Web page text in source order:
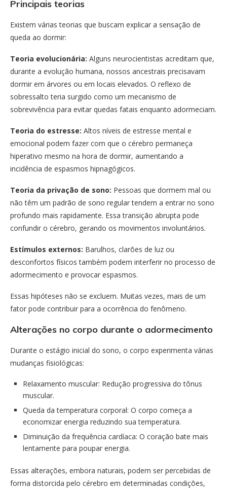
Principais teorias
Existem várias teorias que buscam explicar a sensação de
queda ao dormir:
Teoria evolucionária: Alguns neurocientistas acreditam que,
durante a evolução humana, nossos ancestrais precisavam
dormir em árvores ou em locais elevados. O reflexo de
sobressalto teria surgido como um mecanismo de
sobrevivência para evitar quedas fatais enquanto adormeciam.
Teoria do estresse: Altos níveis de estresse mental e
emocional podem fazer com que o cérebro permaneça
hiperativo mesmo na hora de dormir, aumentando a
incidência de espasmos hipnagógicos.
Teoria da privação de sono: Pessoas que dormem mal ou
não têm um padrão de sono regular tendem a entrar no sono
profundo mais rapidamente. Essa transição abrupta pode
confundir o cérebro, gerando os movimentos involuntários.
Estímulos externos: Barulhos, clarões de luz ou
desconfortos físicos também podem interferir no processo de
adormecimento e provocar espasmos.
Essas hipóteses não se excluem. Muitas vezes, mais de um
fator pode contribuir para a ocorrência do fenômeno.
Alterações no corpo durante o adormecimento
Durante o estágio inicial do sono, o corpo experimenta várias
mudanças fisiológicas:
Relaxamento muscular: Redução progressiva do tônus
muscular.
Queda da temperatura corporal: O corpo começa a
economizar energia reduzindo sua temperatura.
Diminuição da frequência cardíaca: O coração bate mais
lentamente para poupar energia.
Essas alterações, embora naturais, podem ser percebidas de
forma distorcida pelo cérebro em determinadas condições,